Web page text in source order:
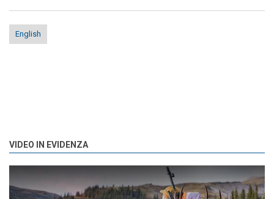
English
VIDEO IN EVIDENZA